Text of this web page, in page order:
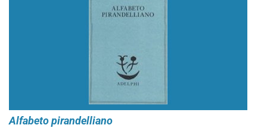
Alfabeto pirandelliano